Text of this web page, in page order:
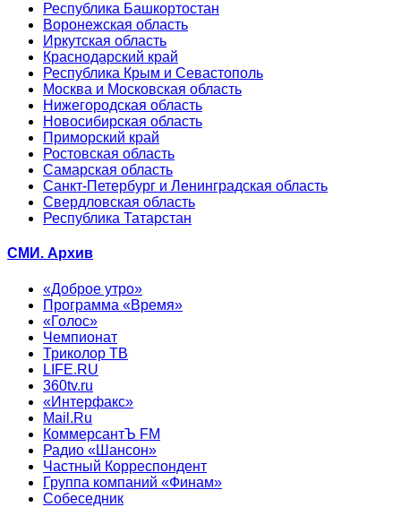
Республика Башкортостан
Воронежская область
Иркутская область
Краснодарский край
Республика Крым и Севастополь
Москва и Московская область
Нижегородская область
Новосибирская область
Приморский край
Ростовская область
Самарская область
Санкт-Петербург и Ленинградская область
Свердловская область
Республика Татарстан
СМИ. Архив
«Доброе утро»
Программа «Время»
«Голос»
Чемпионат
Триколор ТВ
LIFE.RU
360tv.ru
«Интерфакс»
Mail.Ru
КоммерсантЪ FM
Радио «Шансон»
Частный Корреспондент
Группа компаний «Финам»
Собеседник